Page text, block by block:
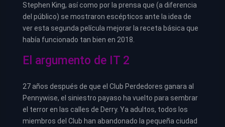
Stephen King, así como por la prensa que (a diferencia
del público) se mostraron escépticos ante la idea de
ver esta segunda película mejorar la receta básica que
había funcionado tan bien en 2018.
El argumento de IT 2
27 años después de que el Club Perdedores ganara al
Pennywise, el siniestro payaso ha vuelto para sembrar
el terror en las calles de Derry. Ya adultos, todos los
miembros del Club han abandonado la pequeña ciudad